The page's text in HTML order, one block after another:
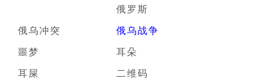
俄罗斯
俄乌冲突
俄乌战争
噩梦
耳朵
耳屎
二维码